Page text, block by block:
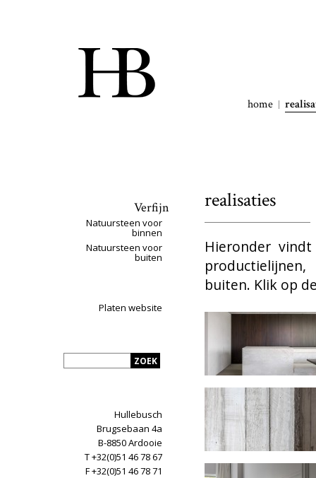
home
Verfijn
Natuursteen voor
binnen
Natuursteen voor
buiten
Platen website
Hullebusch
Brugsebaan 4a
B-8850 Ardooie
T +32(0)51 46 78 67
F +32(0)51 46 78 71
realisaties
Hieronder
buiten. Klik op